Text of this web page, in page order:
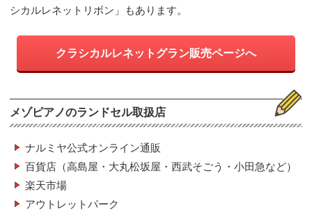
シカルレネットリボン」もあります。
クラシカルレネットグラン販売ページへ
メゾピアノのランドセル取扱店
ナルミヤ公式オンライン通販
百貨店（高島屋・大丸松坂屋・西武そごう・小田急など）
楽天市場
アウトレットパーク